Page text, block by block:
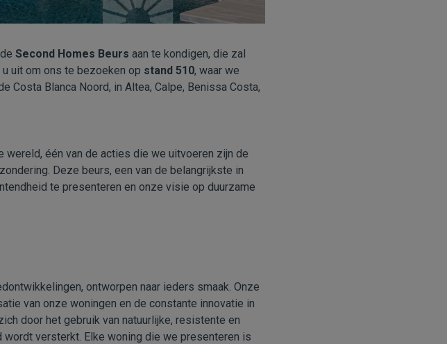
Second Homes Beurs aan te kondigen, die zal
u uit om ons te bezoeken op stand 510, waar we
Costa Blanca Noord, in Altea, Calpe, Benissa Costa,
wereld, één van de acties die we uitvoeren zijn de
Deze beurs, een van de belangrijkste in
te presenteren en onze visie op duurzame
ontworpen naar ieders smaak. Onze
van onze woningen en de constante innovatie in
door het gebruik van natuurlijke, resistente en
wordt versterkt. Elke woning die we presenteren is